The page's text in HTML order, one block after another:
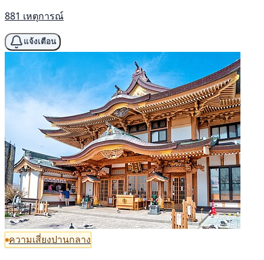
881 เหตุการณ์
แจ้งเตือน
ความเสี่ยงปานกลาง